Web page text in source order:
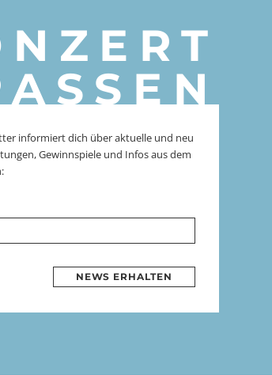
informiert dich über aktuelle und neu
Gewinnspiele und Infos aus dem
NEWS ERHALTEN